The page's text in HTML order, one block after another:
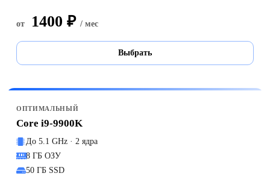
от 1400 ₽ / мес
Выбрать
ОПТИМАЛЬНЫЙ
Core i9-9900K
До 5.1 GHz · 2 ядра
8 ГБ ОЗУ
50 ГБ SSD